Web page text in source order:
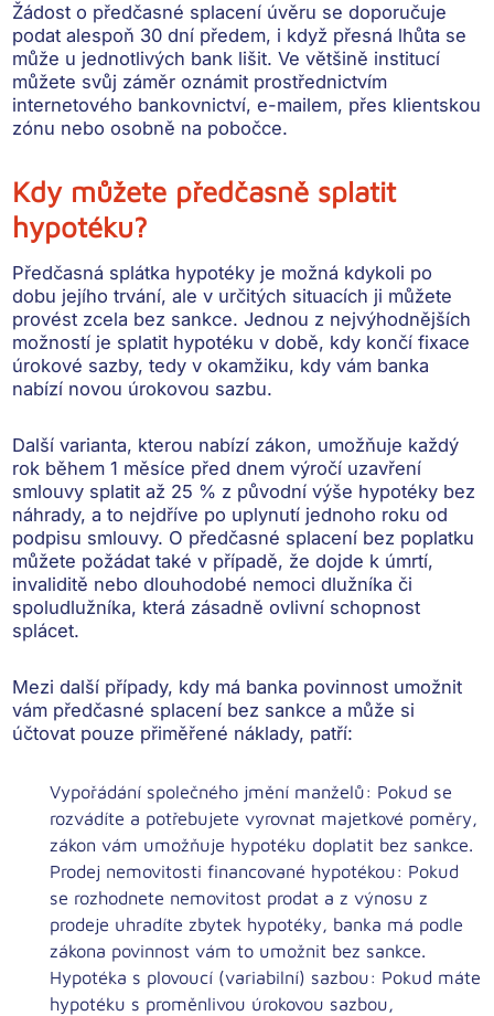
Žádost o předčasné splacení úvěru se doporučuje
podat alespoň 30 dní předem, i když přesná lhůta se
může u jednotlivých bank lišit. Ve většině institucí
můžete svůj záměr oznámit prostřednictvím
internetového bankovnictví, e-mailem, přes klientskou
zónu nebo osobně na pobočce.
Kdy můžete předčasně splatit
hypotéku?
Předčasná splátka hypotéky je možná kdykoli po
dobu jejího trvání, ale v určitých situacích ji můžete
provést zcela bez sankce. Jednou z nejvýhodnějších
možností je splatit hypotéku v době, kdy končí fixace
úrokové sazby, tedy v okamžiku, kdy vám banka
nabízí novou úrokovou sazbu.
Další varianta, kterou nabízí zákon, umožňuje každý
rok během 1 měsíce před dnem výročí uzavření
smlouvy splatit až 25 % z původní výše hypotéky bez
náhrady, a to nejdříve po uplynutí jednoho roku od
podpisu smlouvy. O předčasné splacení bez poplatku
můžete požádat také v případě, žedojde k úmrtí,
invaliditě nebo dlouhodobé nemoci dlužníka či
spoludlužníka, která zásadně ovlivní schopnost
splácet.
Mezi další případy, kdy má banka povinnost umožnit
vám předčasné splacení bez sankce a může si
účtovat pouze přiměřené náklady, patří:
Vypořádání společného jmění manželů: Pokud se
rozvádíte a potřebujete vyrovnat majetkové poměry,
zákon vám umožňuje hypotéku doplatit bez sankce.
Prodej nemovitosti financované hypotékou: Pokud
se rozhodnete nemovitost prodat a z výnosu z
prodeje uhradíte zbytek hypotéky, banka má podle
zákona povinnost vám to umožnit bez sankce.
Hypotéka s plovoucí (variabilní) sazbou: Pokud máte
hypotéku s proměnlivou úrokovou sazbou,